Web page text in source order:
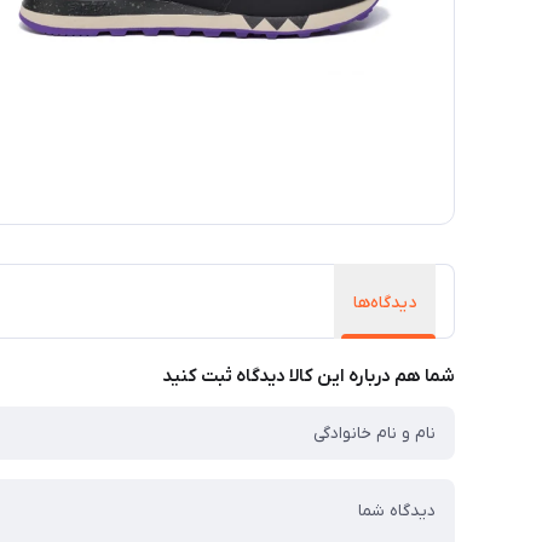
دیدگاه‌ها
شما هم درباره این کالا دیدگاه ثبت کنید